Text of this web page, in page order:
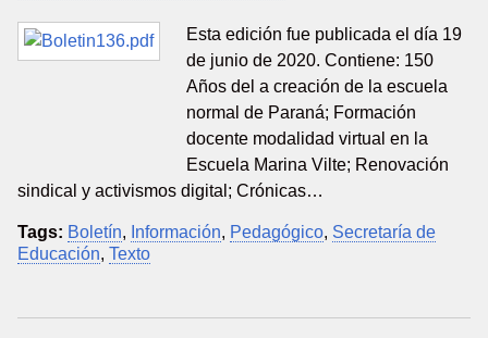
Esta edición fue publicada el día 19
de junio de 2020. Contiene: 150
Años del a creación de la escuela
normal de Paraná; Formación
docente modalidad virtual en la
Escuela Marina Vilte; Renovación
sindical y activismos digital; Crónicas…
Tags: Boletín, Información, Pedagógico, Secretaría de
Educación, Texto